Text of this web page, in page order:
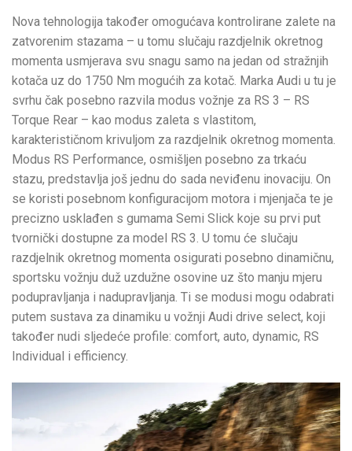
Nova tehnologija također omogućava kontrolirane zalete na
zatvorenim stazama – u tomu slučaju razdjelnik okretnog
momenta usmjerava svu snagu samo na jedan od stražnjih
kotača uz do 1750 Nm mogućih za kotač. Marka Audi u tu je
svrhu čak posebno razvila modus vožnje za RS 3 – RS
Torque Rear – kao modus zaleta s vlastitom,
karakterističnom krivuljom za razdjelnik okretnog momenta.
Modus RS Performance, osmišljen posebno za trkaću
stazu, predstavlja još jednu do sada neviđenu inovaciju. On
se koristi posebnom konfiguracijom motora i mjenjača te je
precizno usklađen s gumama Semi Slick koje su prvi put
tvornički dostupne za model RS 3. U tomu će slučaju
razdjelnik okretnog momenta osigurati posebno dinamičnu,
sportsku vožnju duž uzdužne osovine uz što manju mjeru
podupravljanja i nadupravljanja. Ti se modusi mogu odabrati
putem sustava za dinamiku u vožnji Audi drive select, koji
također nudi sljedeće profile: comfort, auto, dynamic, RS
Individual i efficiency.